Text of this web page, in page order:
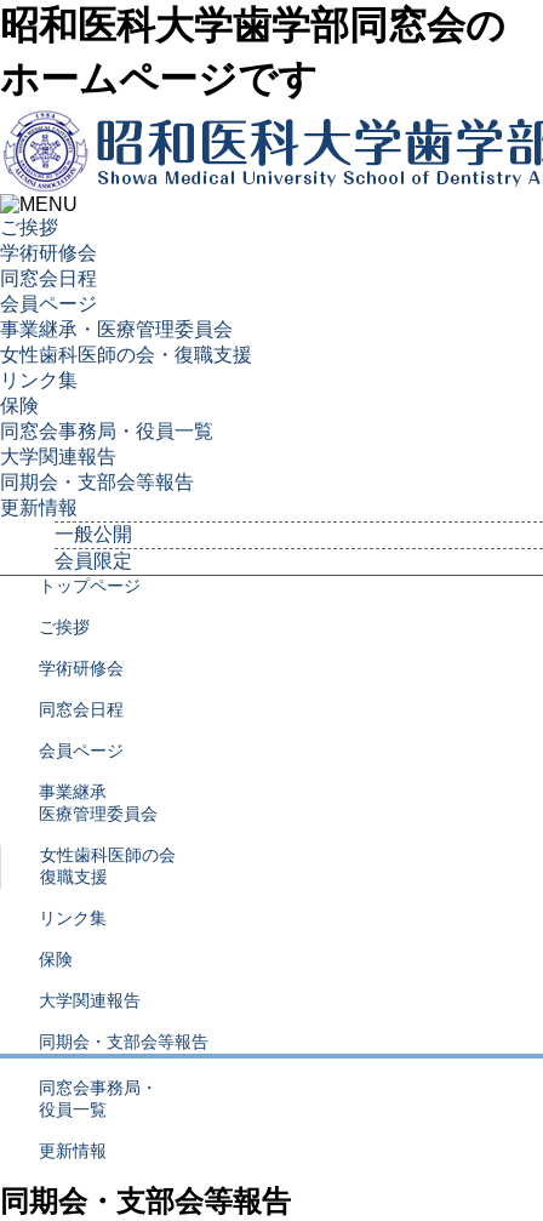
昭和医科大学歯学部同窓会の
ホームページです
ご挨拶
学術研修会
同窓会日程
会員ページ
事業継承・医療管理委員会
女性歯科医師の会・復職支援
リンク集
保険
同窓会事務局・役員一覧
大学関連報告
同期会・支部会等報告
更新情報
一般公開
会員限定
トップページ
ご挨拶
学術研修会
同窓会日程
会員ページ
事業継承
医療管理委員会
女性歯科医師の会
復職支援
リンク集
保険
大学関連報告
同期会・支部会等報告
同窓会事務局・
役員一覧
更新情報
同期会・支部会等報告